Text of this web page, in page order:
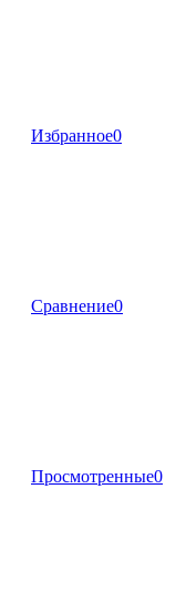
Избранное0
Сравнение0
Просмотренные0